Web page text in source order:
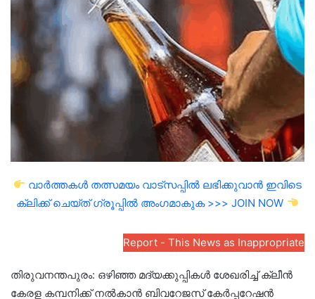
email
വാർത്തകൾ തത്സമയം വാട്സപ്പിൽ ലഭിക്കുവാൻ ഇവിടെ
ക്ലിക്ക് ചെയ്ത് ഗ്രൂപ്പിൽ അംഗമാകുക >>> JOIN NOW
Report - This News as Inappropriate
തിരുവനന്തപുരം: ഒഴിഞ്ഞ മദ്യക്കുപ്പികള്‍ ശേഖരിച്ച് ക്ലീന്‍
കേരള കമ്പനിക്ക് നല്‍കാന്‍ ബിവറേജസ് കേര്‍പ്പറേഷന്‍